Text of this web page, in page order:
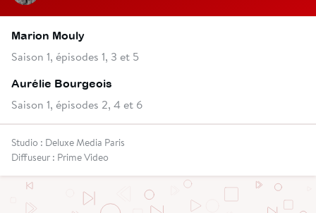
Marion Mouly
Saison 1, épisodes 1, 3 et 5
Aurélie Bourgeois
Saison 1, épisodes 2, 4 et 6
Studio : Deluxe Media Paris
Diffuseur : Prime Video